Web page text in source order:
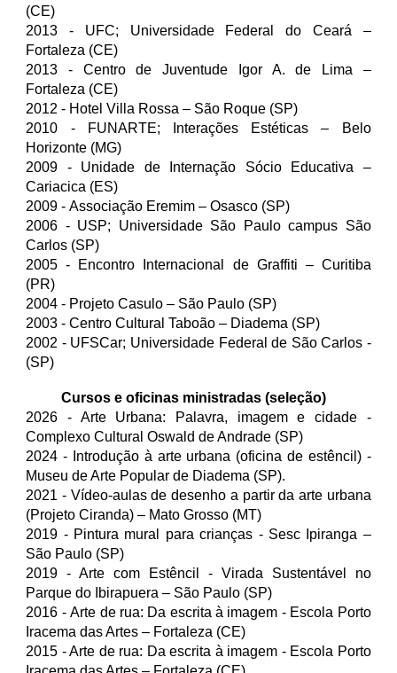
(CE)
2013 - UFC; Universidade Federal do Ceará –
Fortaleza (CE)
2013 - Centro de Juventude Igor A. de Lima –
Fortaleza (CE)
2012 - Hotel Villa Rossa – São Roque (SP)
2010 - FUNARTE; Interações Estéticas – Belo
Horizonte (MG)
2009 - Unidade de Internação Sócio Educativa –
Cariacica (ES)
2009 -Associação Eremim – Osasco (SP)
2006 - USP; Universidade São Paulo campus São
Carlos (SP)
2005 - Encontro Internacional de Graffiti – Curitiba
(PR)
2004 - Projeto Casulo – São Paulo (SP)
2003 - Centro Cultural Taboão – Diadema (SP)
2002 - UFSCar; Universidade Federal de São Carlos -
(SP)
Cursos e oficinas ministradas (seleção)
2026 - Arte Urbana: Palavra, imagem e cidade -
Complexo Cultural Oswald de Andrade (SP)
2024 - Introdução à arte urbana (oficina de estêncil) -
Museu de Arte Popular de Diadema (SP).
2021 - Vídeo-aulas de desenho a partir da arte urbana
(Projeto Ciranda) – Mato Grosso (MT)
2019 - Pintura mural para crianças - Sesc Ipiranga –
São Paulo (SP)
2019 - Arte com Estêncil - Virada Sustentável no
Parque do Ibirapuera – São Paulo (SP)
2016 -Arte de rua: Da escrita à imagem - Escola Porto
Iracema das Artes – Fortaleza (CE)
2015 - Arte de rua: Da escrita à imagem - Escola Porto